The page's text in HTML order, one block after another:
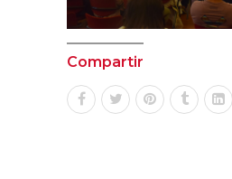
Compartir